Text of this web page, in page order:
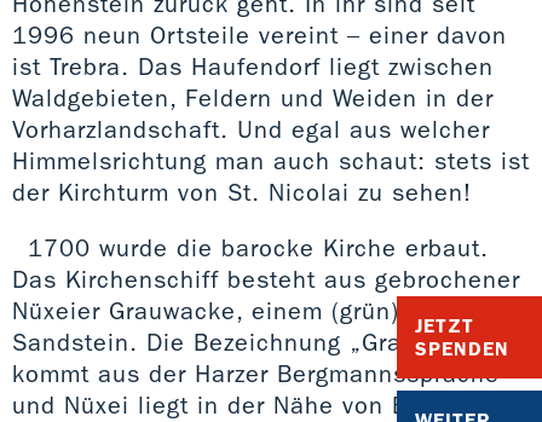
JETZT
SPENDEN
1996 neun Ortsteile vereint – einer davon
ist Trebra. Das Haufendorf liegt zwischen
Waldgebieten, Feldern und Weiden in der
Vorharzlandschaft. Und egal aus welcher
Himmelsrichtung man auch schaut: stets ist
der Kirchturm von St. Nicolai zu sehen!
1700 wurde die barocke Kirche erbaut.
Das Kirchenschiff besteht aus gebrochener
Nüxeier Grauwacke, einem (grün)grauen
Sandstein. Die Bezeichnung „Grauwacke“
kommt aus der Harzer Bergmannssprache –
und Nüxei liegt in der Nähe von Bad